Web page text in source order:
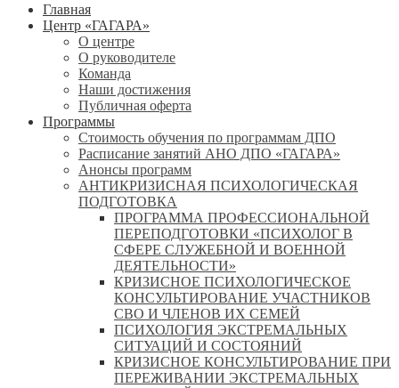
Главная
Центр «ГАГАРА»
О центре
О руководителе
Команда
Наши достижения
Публичная оферта
Программы
Стоимость обучения по программам ДПО
Расписание занятий АНО ДПО «ГАГАРА»
Анонсы программ
АНТИКРИЗИСНАЯ ПСИХОЛОГИЧЕСКАЯ
ПОДГОТОВКА
ПРОГРАММА ПРОФЕССИОНАЛЬНОЙ
ПЕРЕПОДГОТОВКИ «ПСИХОЛОГ В
СФЕРЕ СЛУЖЕБНОЙ И ВОЕННОЙ
ДЕЯТЕЛЬНОСТИ»
КРИЗИСНОЕ ПСИХОЛОГИЧЕСКОЕ
КОНСУЛЬТИРОВАНИЕ УЧАСТНИКОВ
СВО И ЧЛЕНОВ ИХ СЕМЕЙ
ПСИХОЛОГИЯ ЭКСТРЕМАЛЬНЫХ
СИТУАЦИЙ И СОСТОЯНИЙ
КРИЗИСНОЕ КОНСУЛЬТИРОВАНИЕ ПРИ
ПЕРЕЖИВАНИИ ЭКСТРЕМАЛЬНЫХ